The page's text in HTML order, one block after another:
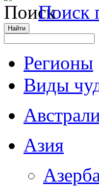
Поиск
Регионы
Виды
Азия